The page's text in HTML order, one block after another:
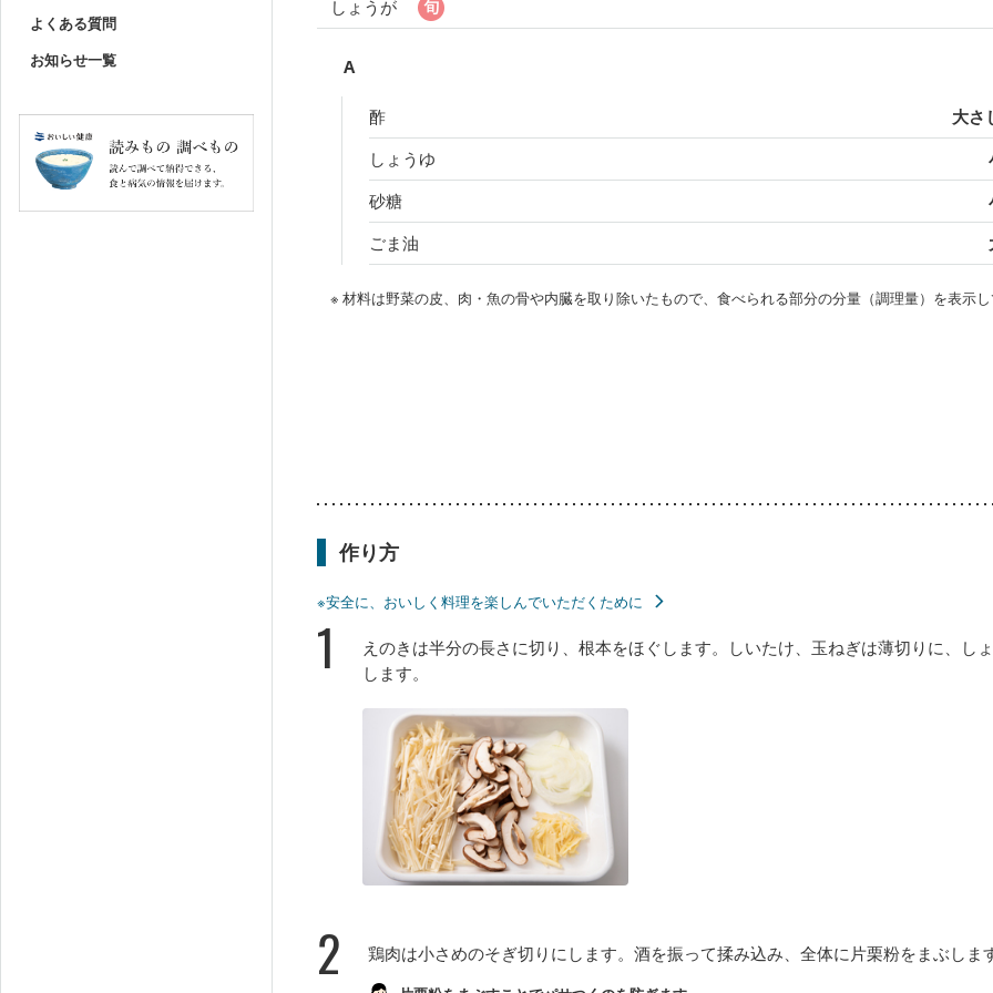
よくある質問
お知らせ一覧
しょうが
A
酢
大さ
しょうゆ
砂糖
ごま油
※ 材料は野菜の皮、肉・魚の骨や内臓を取り除いたもので、食べられる部分の分量（調理量）を表示し
作り方
※安全に、おいしく料理を楽しんでいただくために
1
えのきは半分の長さに切り、根本をほぐします。しいたけ、玉ねぎは薄切りに、し
します。
2 鶏肉は小さめのそぎ切りにします。酒を振って揉み込み、全体に片栗粉をまぶします